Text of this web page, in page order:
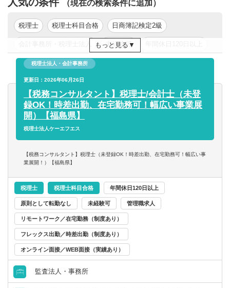
い」
「新しい形の会計事務所を創っていきたい」
「幅広い分野に携わりたい」
このような方からのご応募をぜひお待ちしております！
・税務調査対応
・IPO支援業務（グループ会社と連携）
・相続、事業承継 など
・一般企業（ベンチャー、飲食、IＴ、不動産、サービス業
など）
・医療法人（主に福島事務所）、公益法人、社会福祉法人
・個人（スポーツマンや芸術家、フリーランスのコンサル
タントなど）
監査担当、データ入力担当がまとめたデータを元に、
税務判断や日常的な税務相談、事業承継・M&Aに係る税務
DDを担当いただきます。
（現在の検索条件に追加）
税理士 税理士科目合格 日商簿記検定2級
未経験可
年収200万円以上 年収300万円以上
年収500万円以上 東京都
もっと見る
税理士法人・会計事務所
更新日：2026年06月26日
【税務コンサルタント】税理士/会計士（未登
録OK！時差出勤、在宅勤務可！幅広い事業展
開）【福島県】
税理士法人ケーエフエス
【税務コンサルタント】税理士（未登録OK！時差出勤、在宅勤務可！幅広い事
業展開！）【福島県】
税理士 税理士科目合格 年間休日120日以上
原則として転勤なし 未経験可 管理職求人
リモートワーク／在宅勤務（制度あり）
フレックス出勤／時差出勤（制度あり）
オンライン面接／WEB面接（実績あり）
監査法人・事務所